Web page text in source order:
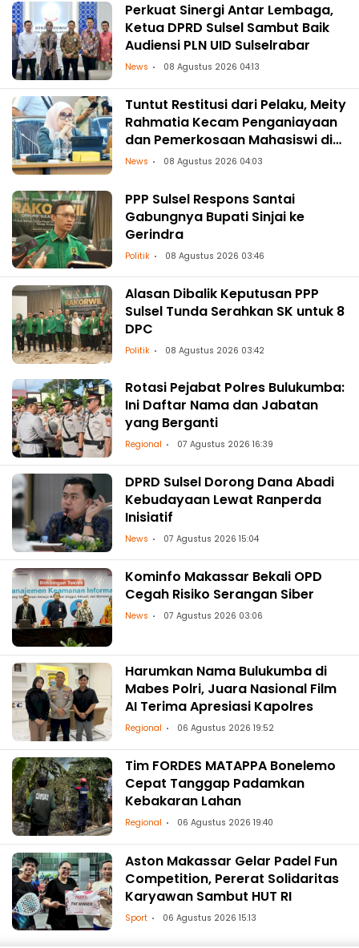
Perkuat Sinergi Antar Lembaga,
Ketua DPRD Sulsel Sambut Baik
Audiensi PLN UID Sulselrabar
News 08 Agustus 2026 04:13
Tuntut Restitusi dari Pelaku, Meity
Rahmatia Kecam Penganiayaan
dan Pemerkosaan Mahasiswi di
Makassar
News 08 Agustus 2026 04:03
PPP Sulsel Respons Santai
Gabungnya Bupati Sinjai ke
Gerindra
Politik 08 Agustus 2026 03:46
Alasan Dibalik Keputusan PPP
Sulsel Tunda Serahkan SK untuk 8
DPC
Politik 08 Agustus 2026 03:42
Rotasi Pejabat Polres Bulukumba:
Ini Daftar Nama dan Jabatan
yang Berganti
Regional 07 Agustus 2026 16:39
DPRD Sulsel Dorong Dana Abadi
Kebudayaan Lewat Ranperda
Inisiatif
News 07 Agustus 2026 15:04
Kominfo Makassar Bekali OPD
Cegah Risiko Serangan Siber
News 07 Agustus 2026 03:06
Harumkan Nama Bulukumba di
Mabes Polri, Juara Nasional Film
AI Terima Apresiasi Kapolres
Regional 06 Agustus 2026 19:52
Tim FORDES MATAPPA Bonelemo
Cepat Tanggap Padamkan
Kebakaran Lahan
Regional 06 Agustus 2026 19:40
Aston Makassar Gelar Padel Fun
Competition, Pererat Solidaritas
Karyawan Sambut HUT RI
Sport 06 Agustus 2026 15:13